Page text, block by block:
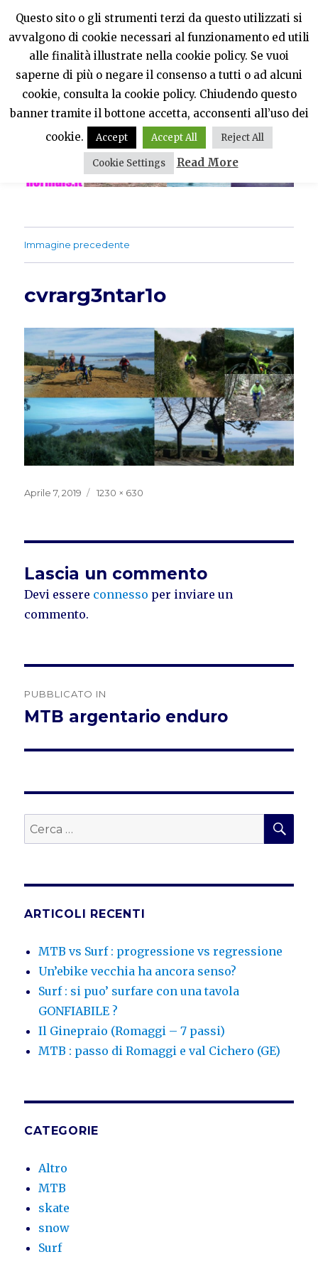
PercheNONEssereNormali?
MENU
Immagine precedente
cvrarg3ntar1o
Pubblicato
Aprile 7, 2019
Dimensione
1230 × 630
Lascia un commento
Devi essere connesso per inviare un
commento.
articoli
PUBBLICATO IN
MTB argentario enduro
Cerca:
ARTICOLI RECENTI
MTB vs Surf : progressione vs regressione
Un’ebike vecchia ha ancora senso?
Surf : si puo’ surfare con una tavola
GONFIABILE ?
Il Ginepraio (Romaggi – 7 passi)
MTB : passo di Romaggi e val Cichero (GE)
CATEGORIE
Altro
MTB
skate
snow
Surf
Questo sito o gli strumenti terzi da questo utilizzati si
avvalgono di cookie necessari al funzionamento ed utili
alle finalità illustrate nella cookie policy. Se vuoi
saperne di più o negare il consenso a tutti o ad alcuni
cookie, consulta la cookie policy. Chiudendo questo
banner tramite il bottone accetta, acconsenti all’uso dei
cookie.
Accept Accept All Reject All
Cookie Settings Read More